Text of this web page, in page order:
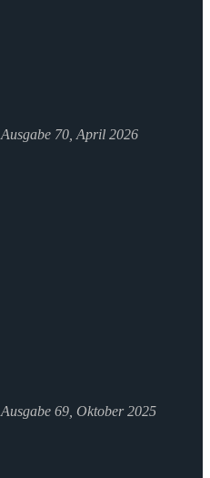
Ausgabe 70, April 2026
Ausgabe 69, Oktober 2025